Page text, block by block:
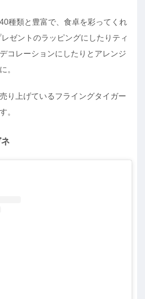
種類と豊富で、食卓を彩ってくれ
ゼントのラッピングにしたりティ
コレーションにしたりとアレンジ
。
り上げているフライングタイガー
。